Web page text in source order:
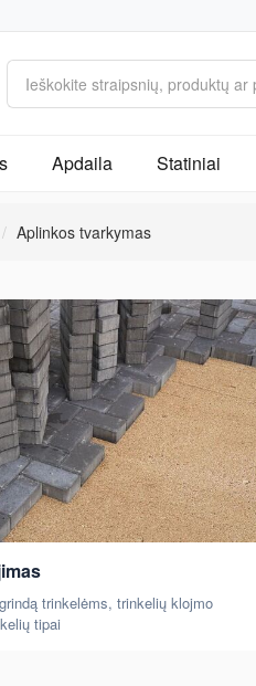
Apdaila Statiniai
Aplinkos tvarkymas
trinkelėms, trinkelių klojmo
tipai